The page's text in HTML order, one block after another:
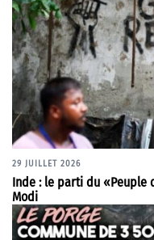
29 JUILLET 2026
Inde : le parti du «Peuple
Modi